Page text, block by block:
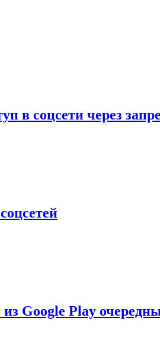
в соцсети через
Google Play